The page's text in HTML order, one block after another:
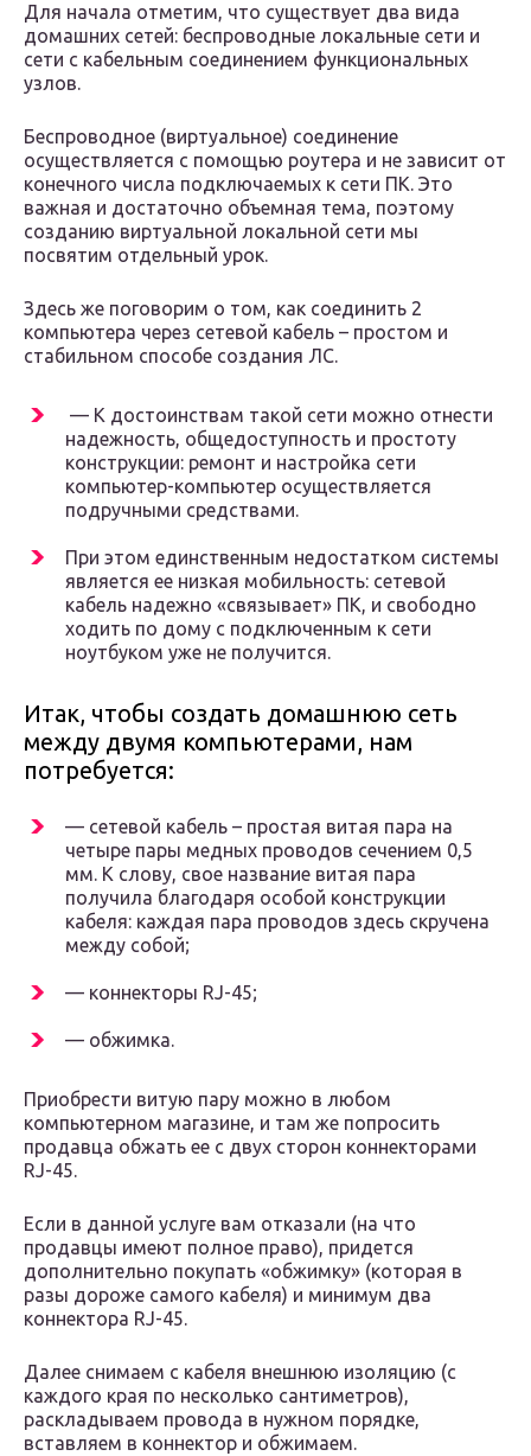
Для начала отметим, что существует два вида
домашних сетей: беспроводные локальные сети и
сети с кабельным соединением функциональных
узлов.
Беспроводное (виртуальное) соединение
осуществляется с помощью роутера и не зависит от
конечного числа подключаемых к сети ПК. Это
важная и достаточно объемная тема, поэтому
созданию виртуальной локальной сети мы
посвятим отдельный урок.
Здесь же поговорим о том, как соединить 2
компьютера через сетевой кабель – простом и
стабильном способе создания ЛС.
— К достоинствам такой сети можно отнести
надежность, общедоступность и простоту
конструкции: ремонт и настройка сети
компьютер-компьютер осуществляется
подручными средствами.
При этом единственным недостатком системы
является ее низкая мобильность: сетевой
кабель надежно «связывает» ПК, и свободно
ходить по дому с подключенным к сети
ноутбуком уже не получится.
Итак, чтобы создать домашнюю сеть
между двумя компьютерами, нам
потребуется:
— сетевой кабель – простая витая пара на
четыре пары медных проводов сечением 0,5
мм. К слову, свое название витая пара
получила благодаря особой конструкции
кабеля: каждая пара проводов здесь скручена
между собой;
— коннекторы RJ-45;
— обжимка.
Приобрести витую пару можно в любом
компьютерном магазине, и там же попросить
продавца обжать ее с двух сторон коннекторами
RJ-45.
Если в данной услуге вам отказали (на что
продавцы имеют полное право), придется
дополнительно покупать «обжимку» (которая в
разы дороже самого кабеля) и минимум два
коннектора RJ-45.
Далее снимаем с кабеля внешнюю изоляцию (с
каждого края по несколько сантиметров),
раскладываем провода в нужном порядке,
вставляем в коннектор и обжимаем.